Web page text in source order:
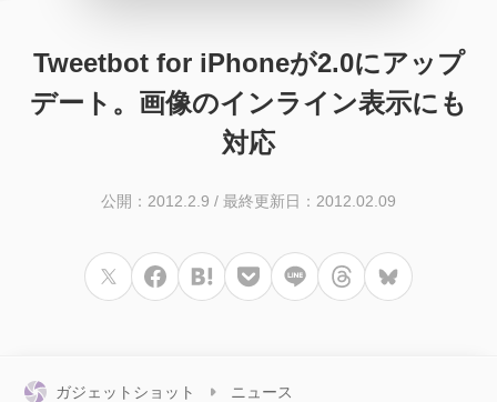
ガイド ニュース オーディオ 周辺機器
Tweetbot for iPhoneが2.0にアップ
デート。画像のインライン表示にも
対応
公開：2012.2.9 / 最終更新日：2012.02.09
ガジェットショット ニュース